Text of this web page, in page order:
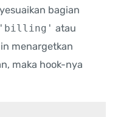
bagian
'billing' atau
menargetkan
maka hook-nya